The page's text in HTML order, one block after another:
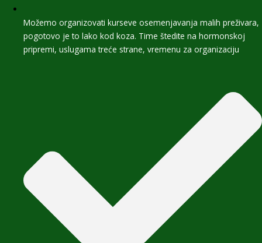
Možemo organizovati kurseve osemenjavanja malih preživara,
pogotovo je to lako kod koza. Time štedite na hormonskoj
pripremi, uslugama treće strane, vremenu za organizaciju